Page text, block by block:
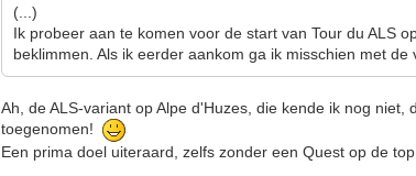
(...)
Ik probeer aan te komen voor de start van Tour du ALS
beklimmen. Als ik eerder aankom ga ik misschien met de
Ah, de ALS-variant op Alpe d'Huzes, die kende ik nog
toegenomen!
Een prima doel uiteraard, zelfs zonder een Quest op de top